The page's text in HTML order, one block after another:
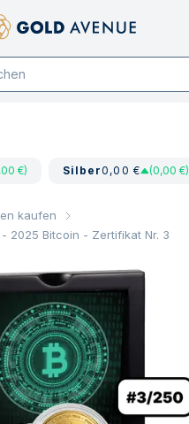
€) Silber0,00 € (0,00 €)
kaufen
- 2025 Bitcoin - Zertifikat Nr. 3